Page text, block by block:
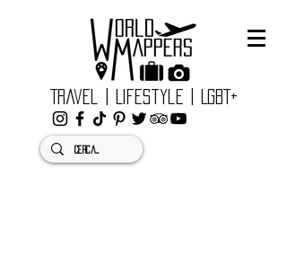
Travel | Lifestyle | LGBT+